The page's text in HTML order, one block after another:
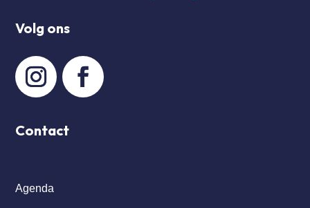
Volg ons
Contact
Agenda